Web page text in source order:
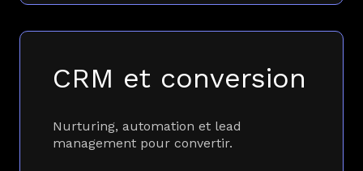
CRM et conversion
Nurturing, automation et lead
management pour convertir.